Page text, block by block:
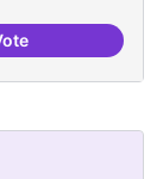
Passejades